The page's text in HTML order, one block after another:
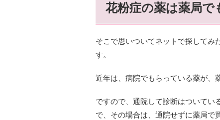
花粉症の薬は薬局で
そこで思いついてネットで探してみ
す。
近年は、病院でもらっている薬が、
ですので、通院して診断はついてい
で、その場合は、通院せずに薬局で